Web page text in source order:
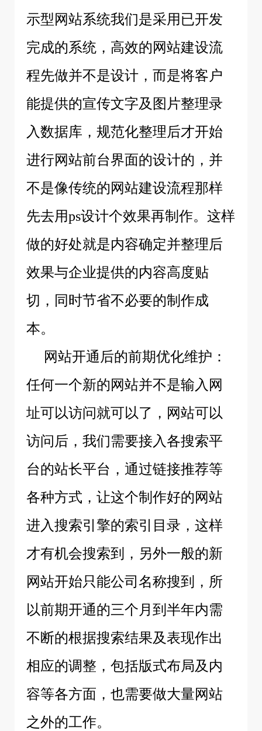
示型网站系统我们是采用已开发
完成的系统，高效的网站建设流
程先做并不是设计，而是将客户
能提供的宣传文字及图片整理录
入数据库，规范化整理后才开始
进行网站前台界面的设计的，并
不是像传统的网站建设流程那样
先去用ps设计个效果再制作。这样
做的好处就是内容确定并整理后
效果与企业提供的内容高度贴
切，同时节省不必要的制作成
本。
网站开通后的前期优化维护：
任何一个新的网站并不是输入网
址可以访问就可以了，网站可以
访问后，我们需要接入各搜索平
台的站长平台，通过链接推荐等
各种方式，让这个制作好的网站
进入搜索引擎的索引目录，这样
才有机会搜索到，另外一般的新
网站开始只能公司名称搜到，所
以前期开通的三个月到半年内需
不断的根据搜索结果及表现作出
相应的调整，包括版式布局及内
容等各方面，也需要做大量网站
之外的工作。